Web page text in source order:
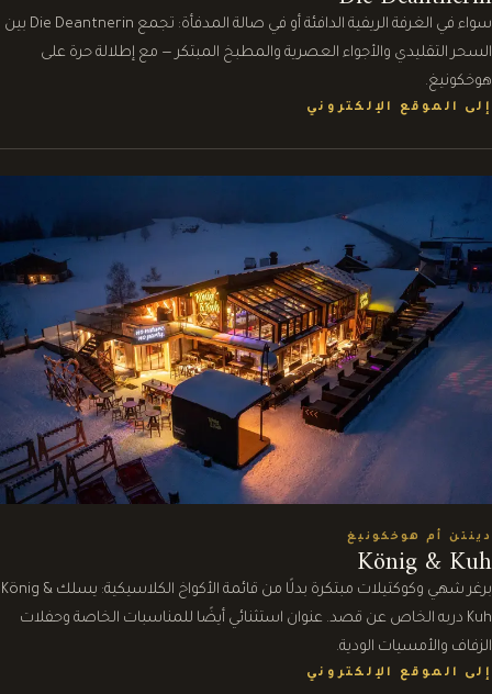
سواء في الغرفة الريفية الدافئة أو في صالة المدفأة: تجمع Die Deantnerin بين
السحر التقليدي والأجواء العصرية والمطبخ المبتكر — مع إطلالة حرة على
هوخكونيغ.
إلى الموقع الإلكتروني
دينتن أم هوخكونيغ
König & Kuh
برغر شهي وكوكتيلات مبتكرة بدلًا من قائمة الأكواخ الكلاسيكية: يسلك König &
Kuh دربه الخاص عن قصد. عنوان استثنائي أيضًا للمناسبات الخاصة وحفلات
الزفاف والأمسيات الودية.
إلى الموقع الإلكتروني